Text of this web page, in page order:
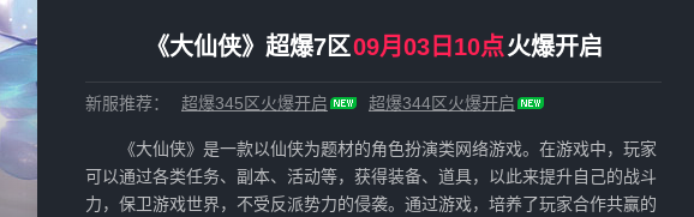
《大仙侠》超爆7区09月03日10点火爆开启
新服推荐： 超爆345区火爆开启 超爆344区火爆开启
《大仙侠》是一款以仙侠为题材的角色扮演类网络游戏。在游戏中，玩家
可以通过各类任务、副本、活动等，获得装备、道具，以此来提升自己的战斗
力，保卫游戏世界，不受反派势力的侵袭。通过游戏，培养了玩家合作共赢的